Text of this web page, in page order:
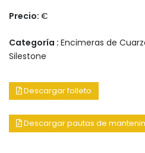
Precio: €
Categoría : Encimeras de
Silestone
Descargar folleto
Descargar pautas de